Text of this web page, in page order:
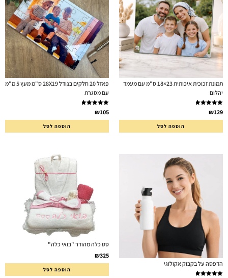
תמונת זכוכית איכותית 23×18 ס"מ עם מעמד
יהלום
דורג5.00
₪129
הוספה לסל
פאזל 20 חלקים בגודל 28X19 ס"מ מעץ 5 מ"מ
עם מסגרת
דורג5.00
₪105
הוספה לסל
הדפסה על בקבוק אקולוגי
סט כלה מהודר "בואי כלה"
₪325
הוספה לסל